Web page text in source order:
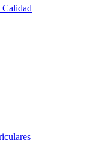
Calidad